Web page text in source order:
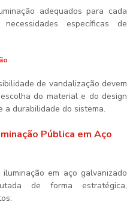
adequados para cada
específicas de
de vandalização devem
do material e do design
a durabilidade do sistema.
Pública em Aço
em aço galvanizado
de forma estratégica,